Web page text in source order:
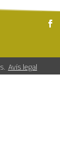
Avís legal